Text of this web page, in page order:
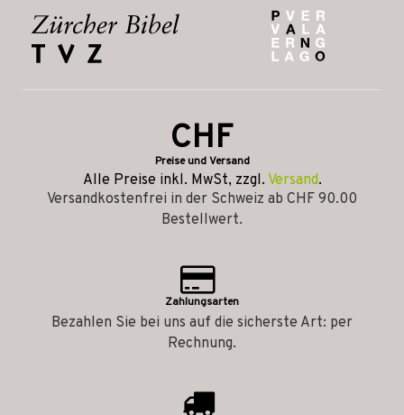
CHF
Preise und Versand
Alle Preise inkl. MwSt, zzgl. Versand.
Versandkostenfrei in der Schweiz ab CHF 90.00
Bestellwert.
Zahlungsarten
Bezahlen Sie bei uns auf die sicherste Art: per
Rechnung.